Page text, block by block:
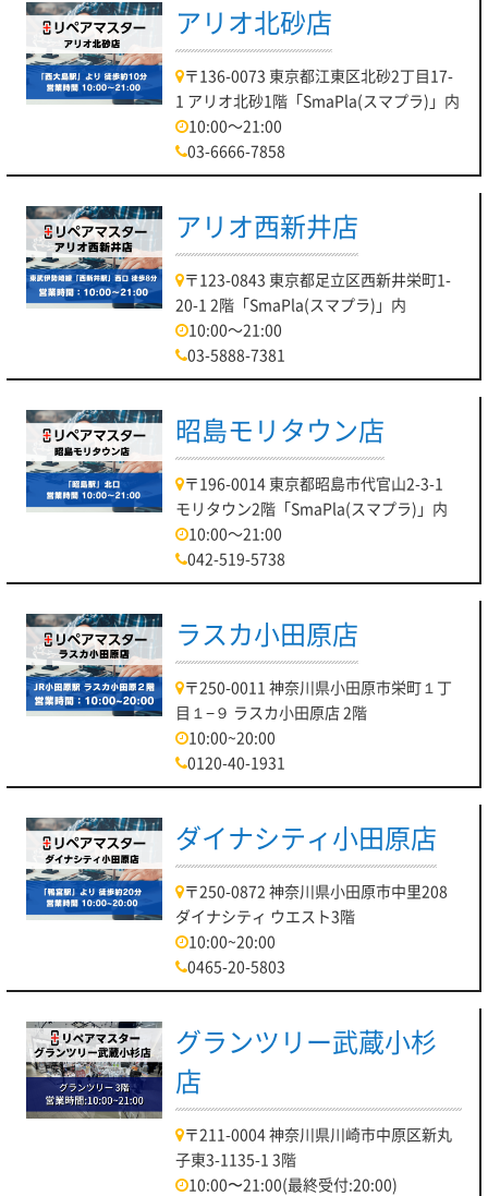
アリオ北砂店
〒136-0073 東京都江東区北砂2丁目17-
1 アリオ北砂1階「SmaPla(スマプラ)」内
10:00～21:00
03-6666-7858
アリオ西新井店
〒123-0843 東京都足立区西新井栄町1-
20-1 2階「SmaPla(スマプラ)」内
10:00～21:00
03-5888-7381
昭島モリタウン店
〒196-0014 東京都昭島市代官山2-3-1
モリタウン2階「SmaPla(スマプラ)」内
10:00～21:00
042-519-5738
ラスカ小田原店
〒250-0011 神奈川県小田原市栄町１丁
目１−９ ラスカ小田原店 2階
10:00~20:00
0120-40-1931
ダイナシティ小田原店
〒250-0872 神奈川県小田原市中里208
ダイナシティ ウエスト3階
10:00~20:00
0465-20-5803
グランツリー武蔵小杉
店
〒211-0004 神奈川県川崎市中原区新丸
子東3-1135-1 3階
10:00〜21:00(最終受付:20:00)